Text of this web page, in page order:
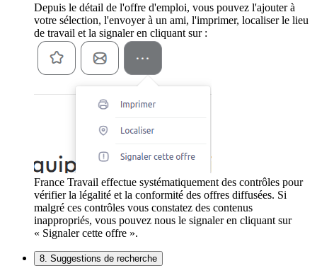
Depuis le détail de l'offre d'emploi, vous pouvez l'ajouter à
votre sélection, l'envoyer à un ami, l'imprimer, localiser le lieu
de travail et la signaler en cliquant sur :
France Travail effectue systématiquement des contrôles pour
vérifier la légalité et la conformité des offres diffusées. Si
malgré ces contrôles vous constatez des contenus
inappropriés, vous pouvez nous le signaler en cliquant sur
« Signaler cette offre ».
8. Suggestions de recherche